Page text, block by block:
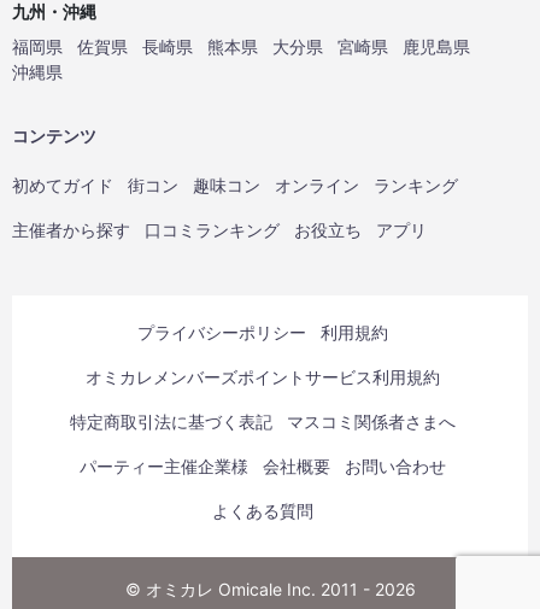
九州・沖縄
福岡県
佐賀県 長崎県 熊本県 大分県 宮崎県
鹿児島県
沖縄県
コンテンツ
初めてガイド 街コン 趣味コン オンライン ランキング
主催者から探す 口コミランキング お役立ち アプリ
プライバシーポリシー 利用規約
オミカレメンバーズポイントサービス利用規約
特定商取引法に基づく表記 マスコミ関係者さまへ
パーティー主催企業様 会社概要 お問い合わせ
よくある質問
© オミカレ Omicale Inc. 2011 - 2026